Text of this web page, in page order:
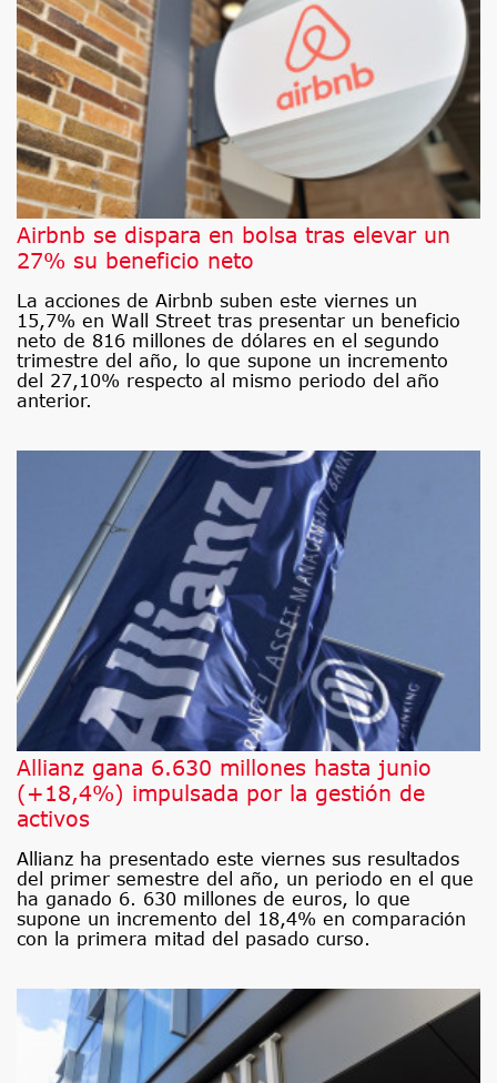
Airbnb se dispara en bolsa tras elevar un
27% su beneficio neto
La acciones de Airbnb suben este viernes un
15,7% en Wall Street tras presentar un beneficio
neto de 816 millones de dólares en el segundo
trimestre del año, lo que supone un incremento
del 27,10% respecto al mismo periodo del año
anterior.
Allianz gana 6.630 millones hasta junio
(+18,4%) impulsada por la gestión de
activos
Allianz ha presentado este viernes sus resultados
del primer semestre del año, un periodo en el que
ha ganado 6. 630 millones de euros, lo que
supone un incremento del 18,4% en comparación
con la primera mitad del pasado curso.